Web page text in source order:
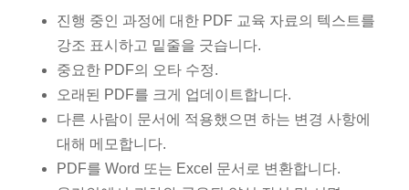
진행 중인 과정에 대한 PDF 교육 자료의 텍스트를
강조 표시하고 밑줄을 긋습니다.
중요한 PDF의 오타 수정.
오래된 PDF를 크게 업데이트합니다.
다른 사람이 문서에 적용했으면 하는 변경 사항에
대해 메모합니다.
PDF를 Word 또는 Excel 문서로 변환합니다.